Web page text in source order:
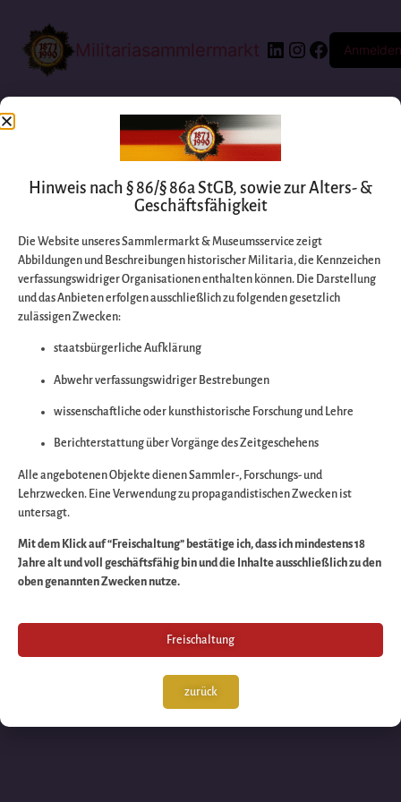
Militariasammlermarkt Anmelden
Entschuldigen Sie
bitte die
Wir arbeiten an
großartigen Sache
schauen Sie bald
wieder vorbei!
Hinweis nach § 86/§ 86a StGB, sowie zur Alters- &
Geschäftsfähigkeit
Die Website unseres Sammlermarkt & Museumsservice zeigt
Abbildungen und Beschreibungen historischer Militaria, die Kennzeichen
verfassungswidriger Organisationen enthalten können. Die Darstellung
und das Anbieten erfolgen ausschließlich zu folgenden gesetzlich
zulässigen Zwecken:
staatsbürgerliche Aufklärung
Abwehr verfassungswidriger Bestrebungen
wissenschaftliche oder kunsthistorische Forschung und Lehre
Berichterstattung über Vorgänge des Zeitgeschehens
Alle angebotenen Objekte dienen Sammler-, Forschungs- und
Lehrzwecken. Eine Verwendung zu propagandistischen Zwecken ist
untersagt.
Mit dem Klick auf “Freischaltung” bestätige ich, dass ich mindestens 18
Jahre alt und voll geschäftsfähig bin und die Inhalte ausschließlich zu den
oben genannten Zwecken nutze.
Freischaltung
zurück